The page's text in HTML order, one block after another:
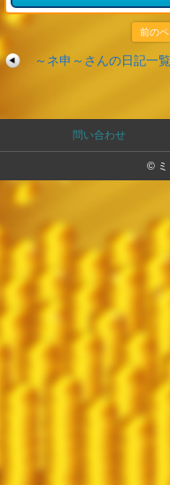
前の
～ネ申～さんの日記一覧
問い合わせ
© ミ